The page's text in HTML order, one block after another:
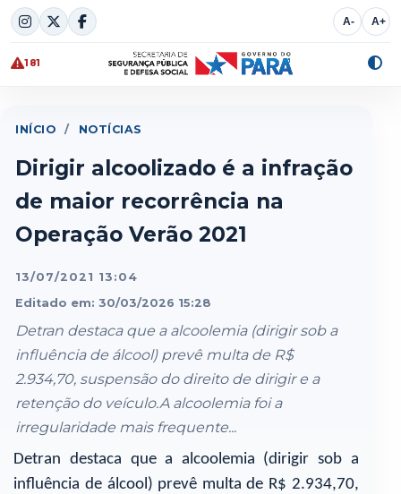
Skip
to
content
A- A+
181
INÍCIO / NOTÍCIAS
Dirigir alcoolizado é a infração
de maior recorrência na
Operação Verão 2021
13/07/2021 13:04
Editado em: 30/03/2026 15:28
Detran destaca que a alcoolemia (dirigir sob a
influência de álcool) prevê multa de R$
2.934,70, suspensão do direito de dirigir e a
retenção do veículo.A alcoolemia foi a
irregularidade mais frequente...
Detran destaca que a alcoolemia (dirigir sob a
influência de álcool) prevê multa de R$ 2.934,70,